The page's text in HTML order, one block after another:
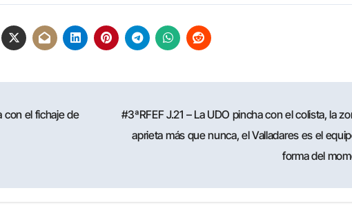
con el fichaje de
#3ªRFEF J.21 – La UDO pincha con el colista, la
aprieta más que nunca, el Valladares es el
forma del